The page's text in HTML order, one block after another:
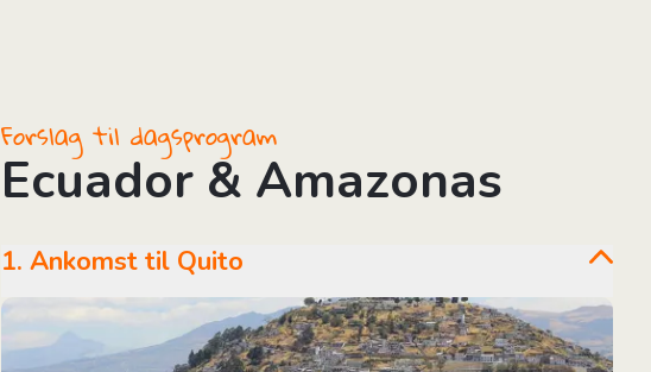
Forslag til dagsprogram
Ecuador & Amazonas
1. Ankomst til Quito